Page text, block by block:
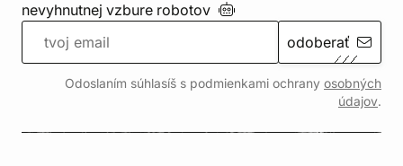
nevyhnutnej vzbure robotov
odoberať
Odoslaním súhlasíš s podmienkami ochrany osobných
údajov.